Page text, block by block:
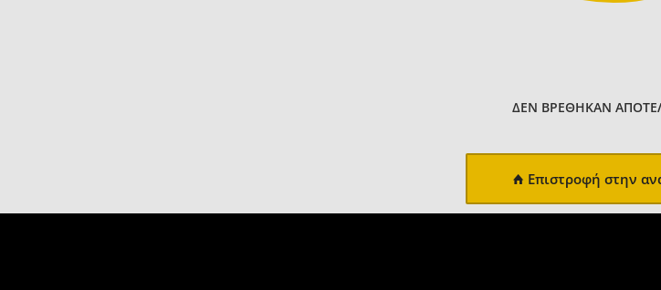
ΔΕΝ ΒΡΕΘΗΚΑΝ
Επιστροφή στην